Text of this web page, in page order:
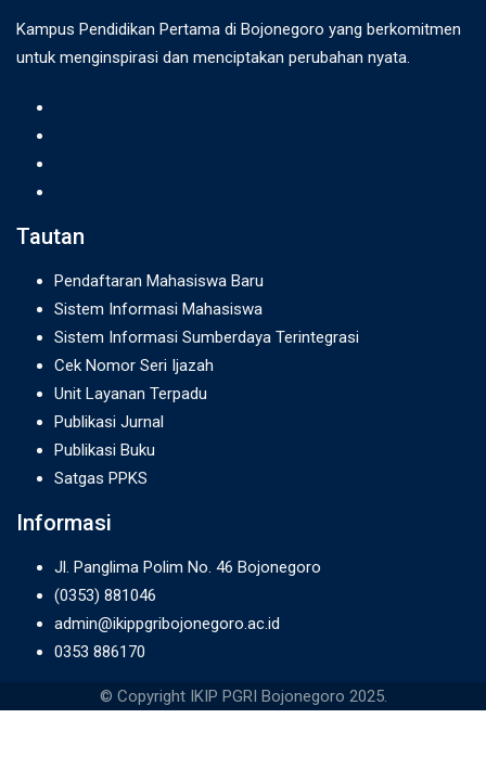
Kampus Pendidikan Pertama di Bojonegoro yang berkomitmen
untuk menginspirasi dan menciptakan perubahan nyata.
Tautan
Pendaftaran Mahasiswa Baru
Sistem Informasi Mahasiswa
Sistem Informasi Sumberdaya Terintegrasi
Cek Nomor Seri Ijazah
Unit Layanan Terpadu
Publikasi Jurnal
Publikasi Buku
Satgas PPKS
Informasi
Jl. Panglima Polim No. 46 Bojonegoro
(0353) 881046
admin@ikippgribojonegoro.ac.id
0353 886170
© Copyright IKIP PGRI Bojonegoro 2025.